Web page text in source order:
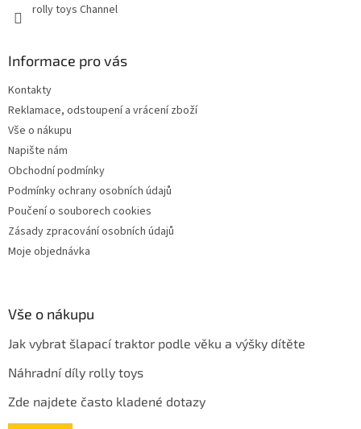
rolly toys Channel
Informace pro vás
Kontakty
Reklamace, odstoupení a vrácení zboží
Vše o nákupu
Napište nám
Obchodní podmínky
Podmínky ochrany osobních údajů
Poučení o souborech cookies
Zásady zpracování osobních údajů
Moje objednávka
Vše o nákupu
Jak vybrat šlapací traktor podle věku a výšky dítěte
Náhradní díly rolly toys
Zde najdete často kladené dotazy